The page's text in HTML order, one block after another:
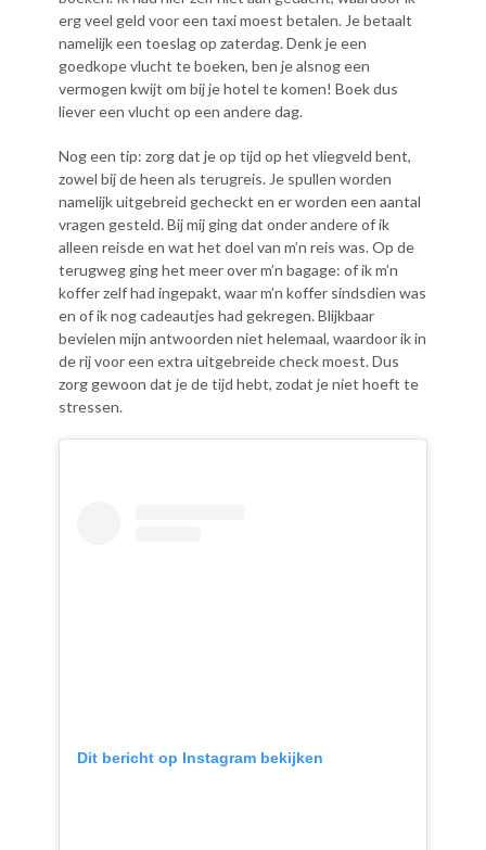
erg veel geld voor een taxi moest betalen. Je betaalt
namelijk een toeslag op zaterdag. Denk je een
goedkope vlucht te boeken, ben je alsnog een
vermogen kwijt om bij je hotel te komen! Boek dus
liever een vlucht op een andere dag.
Nog een tip: zorg dat je op tijd op het vliegveld bent,
zowel bij de heen als terugreis. Je spullen worden
namelijk uitgebreid gecheckt en er worden een aantal
vragen gesteld. Bij mij ging dat onder andere of ik
alleen reisde en wat het doel van m’n reis was. Op de
terugweg ging het meer over m’n bagage: of ik m’n
koffer zelf had ingepakt, waar m’n koffer sindsdien was
en of ik nog cadeautjes had gekregen. Blijkbaar
bevielen mijn antwoorden niet helemaal, waardoor ik in
de rij voor een extra uitgebreide check moest. Dus
zorg gewoon dat je de tijd hebt, zodat je niet hoeft te
stressen.
Dit bericht op Instagram bekijken